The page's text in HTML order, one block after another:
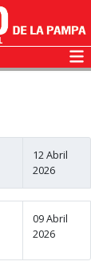
12 Abril
2026
09 Abril
2026